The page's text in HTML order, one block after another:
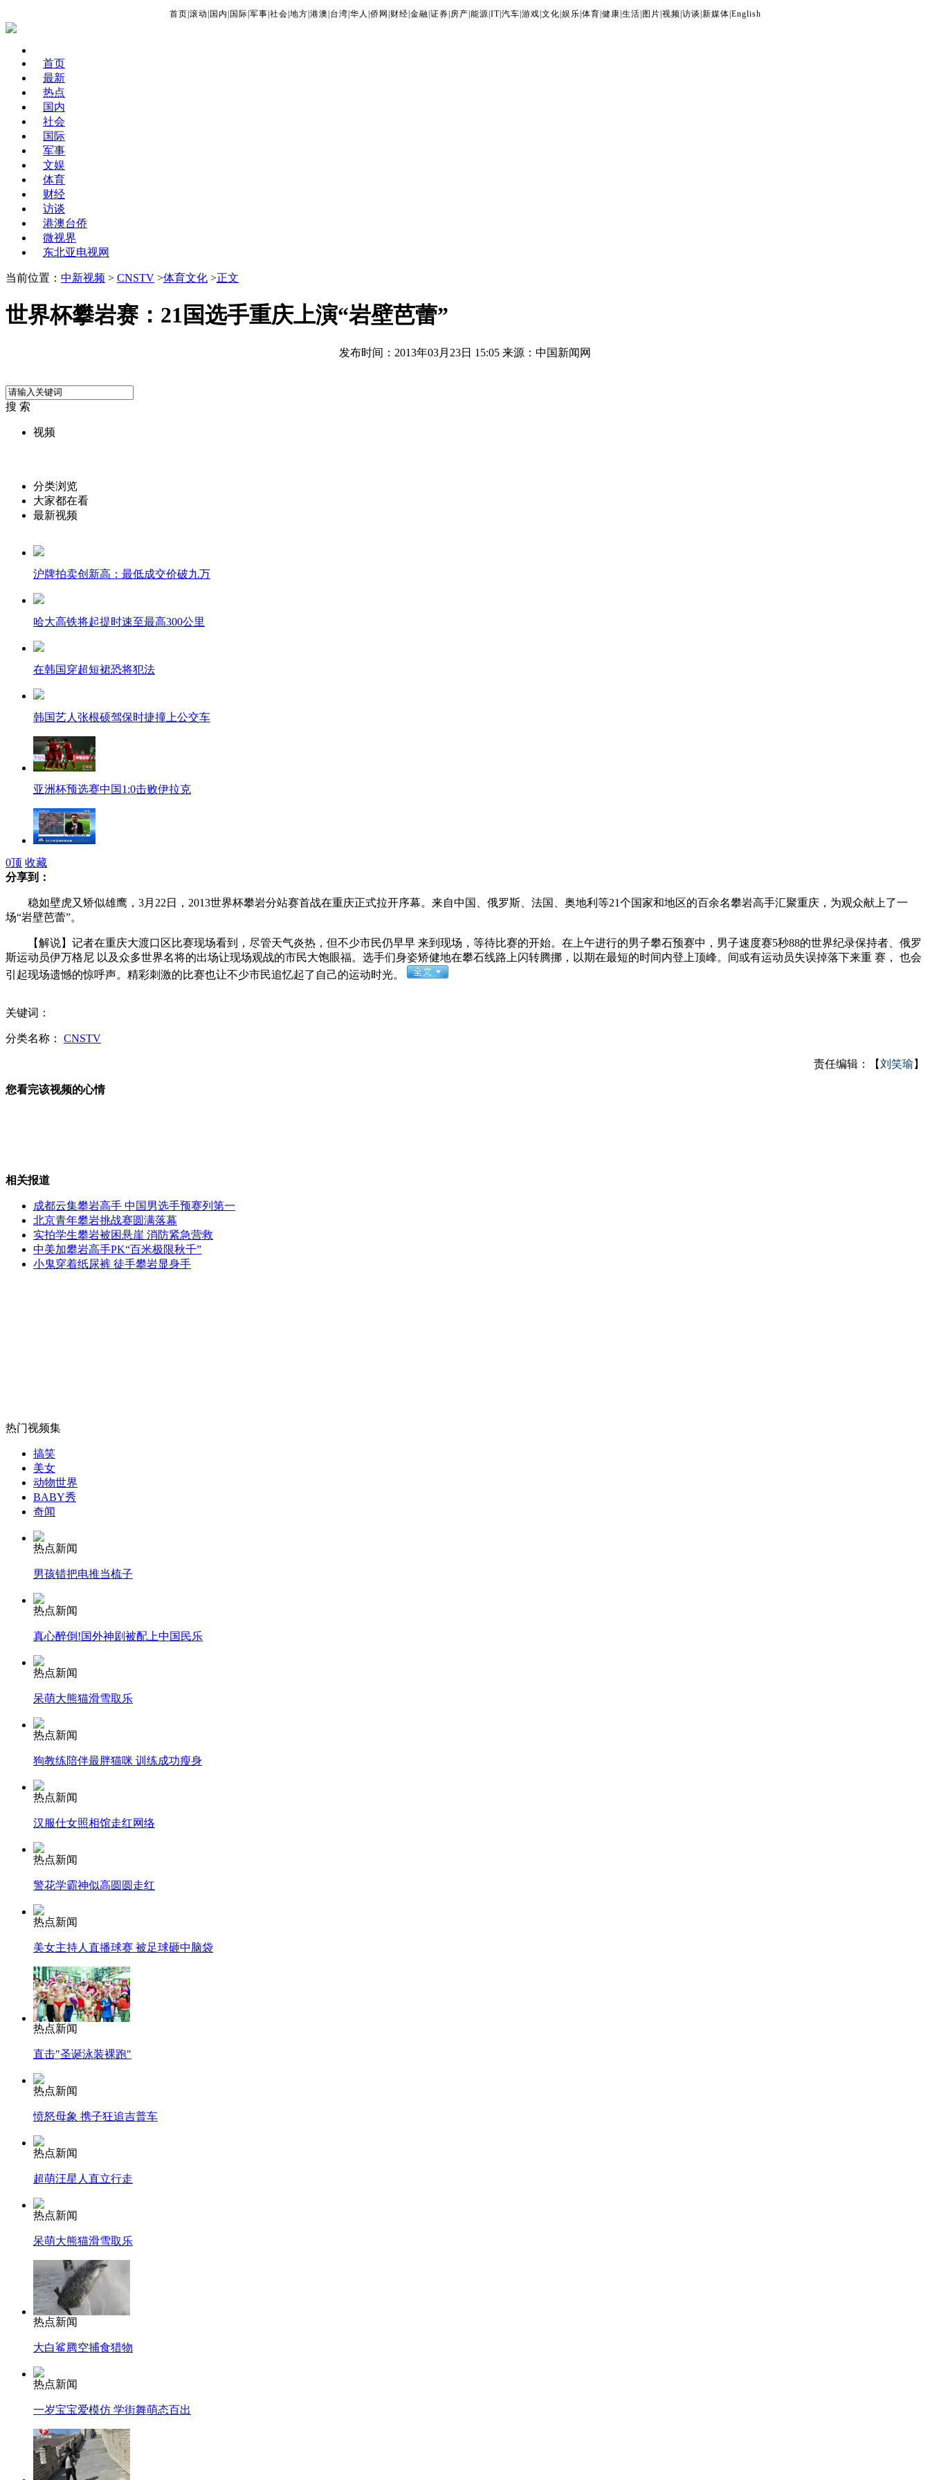
首页 滚动 国内 国际 军事 社会 地方 港澳 台湾 华人 侨网 财经 金融 证券 房产 能源 IT| 汽车 游戏 文化 娱乐 体育 健康 生活 图片 视频 访谈 新媒体 English
首页
最新
热点
国内
社会
国际
军事
文娱
体育
财经
访谈
港澳台侨
微视界
东北亚电视网
当前位置： 中新视频 > CNSTV >体育文化 >正文
世界杯攀岩赛：21国选手重庆上演“岩壁芭蕾”
发布时间：2013年03月23日 15:05 来源：中国新闻网
搜 索
视频
分类浏览
大家都在看
最新视频
沪牌拍卖创新高：最低成交价破九万
哈大高铁将起提时速至最高300公里
在韩国穿超短裙恐将犯法
韩国艺人张根硕驾保时捷撞上公交车
亚洲杯预选赛中国1:0击败伊拉克
新闻联播连线亚洲杯预选赛国足现场
李咏亮相新节目 自称应该多顾家
无痛分娩是否安全 医生回应
走！跟着总书记去植树
消防员救轻生者
纽约上演“枕头大战”
司机酒驾遇交警 急速倒车逃窜
0顶 收藏
分享到：
稳如壁虎又矫似雄鹰，3月22日，2013世界杯攀岩分站赛首战在重庆正式拉开序幕。来自中国、俄罗斯、法国、奥地利等21个国家和地区的百余名攀岩高手汇聚重庆，为观众献上了一
场“岩壁芭蕾”。
【解说】记者在重庆大渡口区比赛现场看到，尽管天气炎热，但不少市民仍早早 来到现场，等待比赛的开始。在上午进行的男子攀石预赛中，男子速度赛5秒88的世界纪录保持者、俄罗
斯运动员伊万格尼 以及众多世界名将的出场让现场观战的市民大饱眼福。选手们身姿矫健地在攀石线路上闪转腾挪，以期在最短的时间内登上顶峰。间或有运动员失误掉落下来重 赛， 也会
引起现场遗憾的惊呼声。精彩刺激的比赛也让不少市民追忆起了自己的运动时光。
关键词：
分类名称： CNSTV
责任编辑：【刘笑瑜 】
您看完该视频的心情
相关报道
成都云集攀岩高手 中国男选手预赛列第一
北京青年攀岩挑战赛圆满落幕
实拍学生攀岩被困悬崖 消防紧急营救
中美加攀岩高手PK“百米极限秋千”
小鬼穿着纸尿裤 徒手攀岩显身手
热门视频集
搞笑
美女
动物世界
BABY秀
奇闻
热点新闻
男孩错把电推当梳子
热点新闻
真心醉倒!国外神剧被配上中国民乐
热点新闻
呆萌大熊猫滑雪取乐
热点新闻
狗教练陪伴最胖猫咪 训练成功瘦身
热点新闻
汉服仕女照相馆走红网络
热点新闻
警花学霸神似高圆圆走红
热点新闻
美女主持人直播球赛 被足球砸中脑袋
热点新闻
直击"圣诞泳装裸跑"
热点新闻
愤怒母象 携子狂追吉普车
热点新闻
超萌汪星人直立行走
热点新闻
呆萌大熊猫滑雪取乐
热点新闻
大白鲨腾空捕食猎物
热点新闻
一岁宝宝爱模仿 学街舞萌态百出